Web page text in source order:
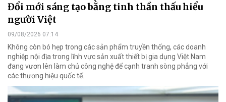
Đổi mới sáng tạo bằng tinh thần thấu hiểu
người Việt
09/08/2026 07:14
Không còn bó hẹp trong các sản phẩm truyền thống, các doanh
nghiệp nội địa trong lĩnh vực sản xuất thiết bị gia dụng Việt Nam
đang vươn lên làm chủ công nghệ để cạnh tranh sòng phẳng với
các thương hiệu quốc tế.